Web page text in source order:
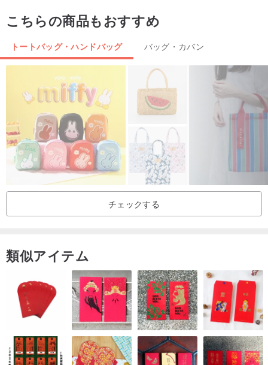
ブラウンwww.pinkoi.com/product/DAjrRzA5
www.pinkoi.com/product/wWzwdM26
Item Specifications| 商品仕様
外装 固定式ショルダーストラップ 長さ 153.0 cm × 1 (調節可能) (誤
差範囲 ±2cm は正常範囲内です)
内装 キーホルダー × 1
サイズ 幅 28.0 × 高さ 18.0 × 厚み 9.5 cm (誤差範囲 ±2cm は正常範
こちらの商品もおすすめ
トートバッグ・ハンドバッグ バッグ・カバン
チェックする
類似アイテム